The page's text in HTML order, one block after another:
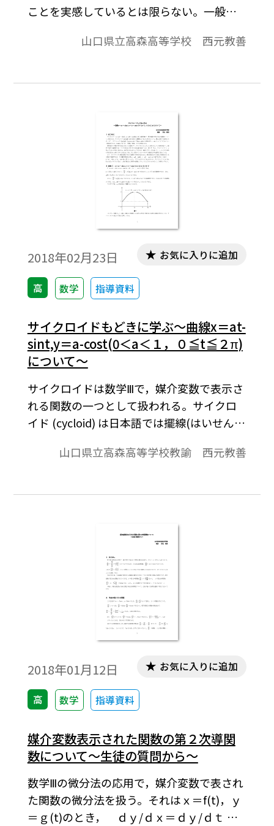
ことを実感しているとは限らない。一般に
にもかかわらず，exだけは微分しても元と
る。本稿では，無限級数の和で表されたex
かに（ex）´＝exとなるという実感を生徒に
与えられる説明を試みる。※文中の数式
は，「Tosho数式エディタ」で作成されてい
ます。ワード文書で数式を正しく表示するた
めには，「Tosho数式エディタ」が導入され
ていることが必要です。会員向け無償ダウン
ロードはこちら→https://ten.tokyo-
shoseki.co.jp/login/newenter.php?
wurl=/detail/40776/
山口県立高森高等学校 西元教善
2018年02月23日
高 数学 指導資料
お気に入りに追加
サイクロイドもどきに学ぶ～曲線x＝at-
sint,y＝a-cost(0＜a＜１，０≦t≦２π)
について～
サイクロイドは数学Ⅲで，媒介変数で表示さ
れる関数の一つとして扱われる。サイクロ
イド (cycloid) は日本語では擺線(はいせん)
る。また，サイクロイド (cycloid) はcycle +
ようなものという接尾辞である。Circleには
る。さて，サイクロイドは媒介変数のまま
で曲線の方程式が表示され，媒介変数を介
した微分や積分を行わせる格好の題材であ
る。その媒介変数表示は x＝a(t-sint),y＝
a(1-cost)(a>0)であるが，これをx＝at-sint,y
になるのか，サイクロイドのように のとき
うになるのかを中心にして考察してみた
い。 ※文中の数式は，「Tosho数式エディ
タ」で作成されています。ワード文書で数式
を正しく表示するためには，「Tosho数式エ
ディタ」が導入されていることが必要です。
無償ダウンロードはこちら→無償ダウンロ
ードのご案内
山口県立高森高等学校教諭 西元教善
2018年01月12日
高 数学 指導資料
お気に入りに追加
媒介変数表示された関数の第２次導関
数について～生徒の質問から～
数学Ⅲの微分法の応用で，媒介変数で表され
た関数の微分法を扱う。それはｘ＝f(t)，ｙ
＝ｇ(t)のとき， ｄｙ/ｄｘ＝ｄｙ/ｄｔ ／